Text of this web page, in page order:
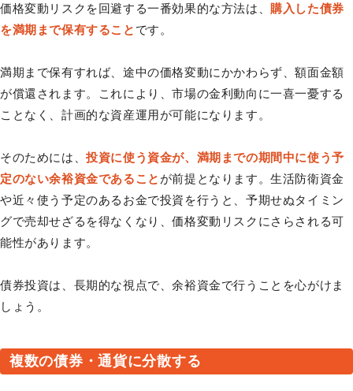
価格変動リスクを回避する一番効果的な方法は、
購入した債券
を満期まで保有すること です。
満期まで保有すれば、途中の価格変動にかかわらず、額面金額
が償還されます。これにより、市場の金利動向に一喜一憂する
ことなく、計画的な資産運用が可能になります。
そのためには、投資に使う資金が、満期までの期間中に使う予
定のない余裕資金であること が前提となります。生活防衛資金
や近々使う予定のあるお金で投資を行うと、予期せぬタイミン
グで売却せざるを得なくなり、価格変動リスクにさらされる可
能性があります。
債券投資は、長期的な視点で、余裕資金で行うことを心がけま
しょう。
複数の債券・通貨に分散する